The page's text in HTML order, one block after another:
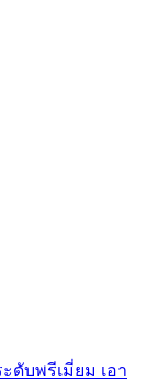
ะดับพรีเมี่ยม เอา